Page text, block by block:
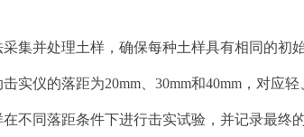
并处理土样，确保每种土样具有相同的初始
仪的落距为20mm、30mm和40mm，对应轻
同落距条件下进行击实试验，并记录最终的